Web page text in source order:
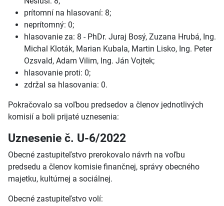
prítomní na hlasovaní: 8;
neprítomný: 0;
hlasovanie za: 8 - PhDr. Juraj Bosý, Zuzana Hrubá, Ing.
Michal Kloták, Marian Kubala, Martin Lisko, Ing. Peter
Ozsvald, Adam Vilim, Ing. Ján Vojtek;
hlasovanie proti: 0;
zdržal sa hlasovania: 0.
Pokračovalo sa voľbou predsedov a členov jednotlivých
komisií a boli prijaté uznesenia:
Uznesenie č. U-6/2022
Obecné zastupiteľstvo prerokovalo návrh na voľbu
predsedu a členov komisie finančnej, správy obecného
majetku, kultúrnej a sociálnej.
Obecné zastupiteľstvo volí: